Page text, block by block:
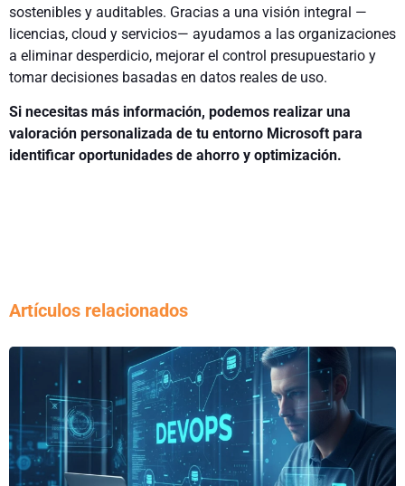
sostenibles y auditables. Gracias a una visión integral —
licencias, cloud y servicios— ayudamos a las organizaciones
a eliminar desperdicio, mejorar el control presupuestario y
tomar decisiones basadas en datos reales de uso.
Si necesitas más información, podemos realizar una
valoración personalizada de tu entorno Microsoft para
identificar oportunidades de ahorro y optimización.
Artículos relacionados